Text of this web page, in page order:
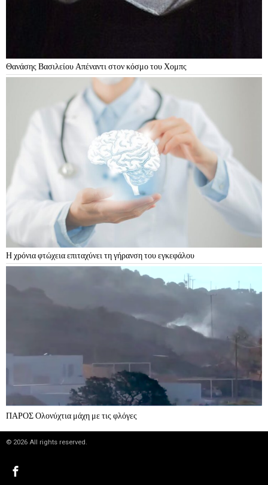
Θανάσης Βασιλείου Απέναντι στον κόσμο του Χομπς
Η χρόνια φτώχεια επιταχύνει τη γήρανση του εγκεφάλου
ΠΑΡΟΣ Ολονύχτια μάχη με τις φλόγες
© 2026 All rights reserved.